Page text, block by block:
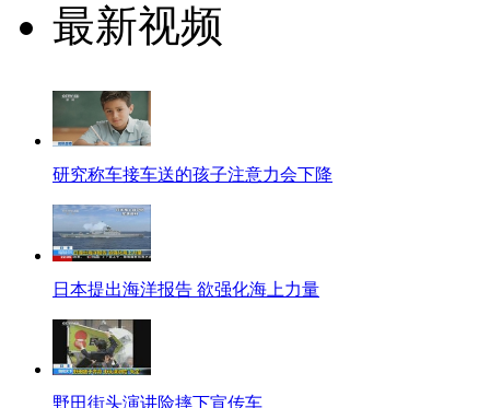
最新视频
研究称车接车送的孩子注意力会下降
日本提出海洋报告 欲强化海上力量
野田街头演讲险摔下宣传车